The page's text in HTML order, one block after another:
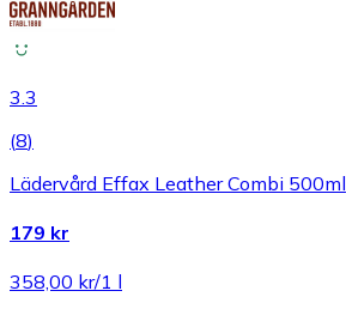
3.3
(8)
Lädervård Effax Leather Combi 500ml
179 kr
358,00 kr/1 l